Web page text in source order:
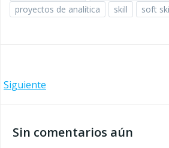
proyectos de analítica
skill soft
de
entradas
Navegación
de
Siguiente
Sin comentarios aún